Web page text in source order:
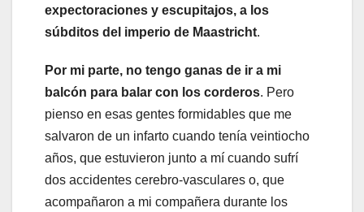
expectoraciones y escupitajos, a los
súbditos del imperio de Maastricht.
Por mi parte, no tengo ganas de ir a mi
balcón para balar con los corderos. Pero
pienso en esas gentes formidables que me
salvaron de un infarto cuando tenía veintiocho
años, que estuvieron junto a mí cuando sufrí
dos accidentes cerebro-vasculares o, que
acompañaron a mi compañera durante los